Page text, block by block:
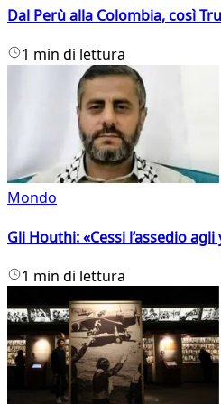
Dal Perù alla Colombia, così
1 min di lettura
Mondo
Gli Houthi: «Cessi l’assedio
1 min di lettura